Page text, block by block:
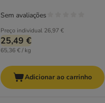
Preço individual 26,97 €
25,49 €
65,36 € / kg
Sem avaliações
Adicionar ao carrinho